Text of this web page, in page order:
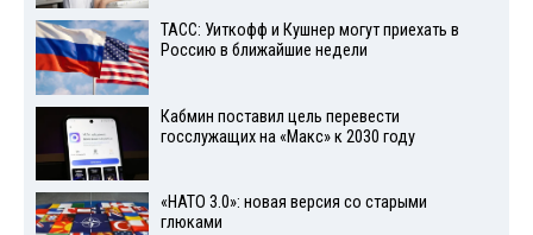
ТАСС: Уиткофф и Кушнер могут приехать в
Россию в ближайшие недели
Кабмин поставил цель перевести
госслужащих на «Макс» к 2030 году
«НАТО 3.0»: новая версия со старыми
глюками